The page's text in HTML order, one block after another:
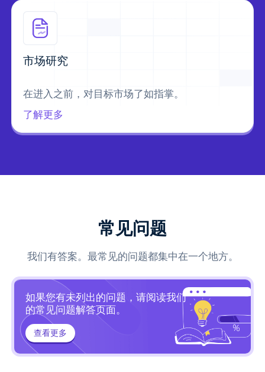
市场研究
在进入之前，对目标市场了如指掌。
了解更多
常见问题
我们有答案。最常见的问题都集中在一个地方。
如果您有未列出的问题，请阅读我们
的常见问题解答页面。
查看更多